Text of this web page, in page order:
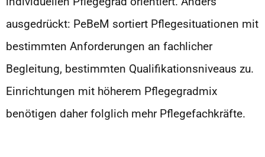
ausgedrückt: PeBeM sortiert Pflegesituationen mit
bestimmten Anforderungen an fachlicher
Begleitung, bestimmten Qualifikationsniveaus zu.
Einrichtungen mit höherem Pflegegradmix
benötigen daher folglich mehr Pflegefachkräfte.